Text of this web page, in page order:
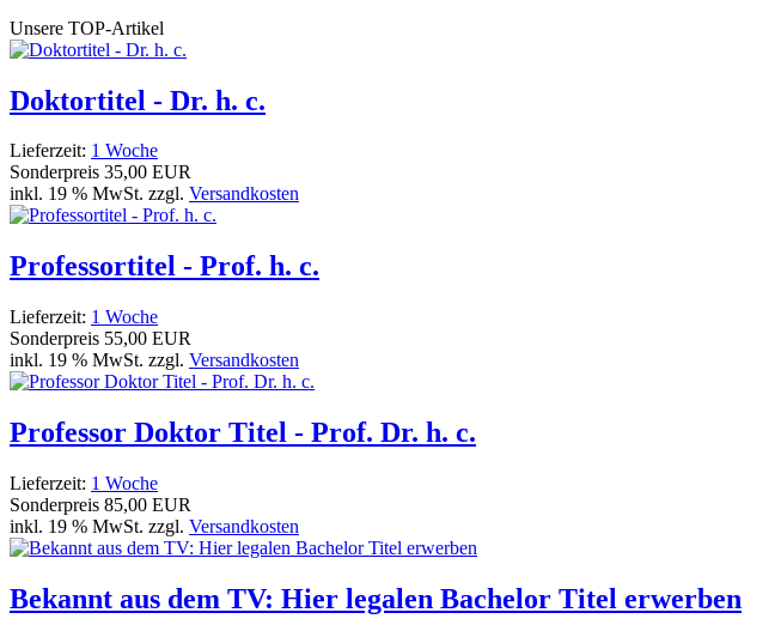
Unsere TOP-Artikel
Doktortitel - Dr. h. c.
Lieferzeit: 1 Woche
Sonderpreis 35,00 EUR
inkl. 19 % MwSt. zzgl. Versandkosten
Professortitel - Prof. h. c.
Lieferzeit: 1 Woche
Sonderpreis 55,00 EUR
inkl. 19 % MwSt. zzgl. Versandkosten
Professor Doktor Titel - Prof. Dr. h. c.
Lieferzeit: 1 Woche
Sonderpreis 85,00 EUR
inkl. 19 % MwSt. zzgl. Versandkosten
Bekannt aus dem TV: Hier legalen Bachelor Titel erwerben